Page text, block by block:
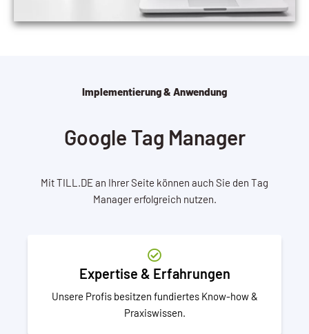
Implementierung & Anwendung
Google Tag Manager
Mit TILL.DE an Ihrer Seite können auch Sie den Tag
Manager erfolgreich nutzen.
Expertise & Erfahrungen
Unsere Profis besitzen fundiertes Know-how &
Praxiswissen.